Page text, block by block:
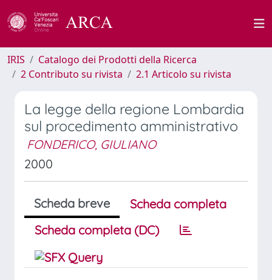
IRIS
Catalogo dei Prodotti della Ricerca
2 Contributo su rivista
2.1 Articolo su rivista
La legge della regione Lombardia
sul procedimento amministrativo
FONDERICO, GIULIANO
2000
Scheda breve
Scheda completa
Scheda completa (DC)